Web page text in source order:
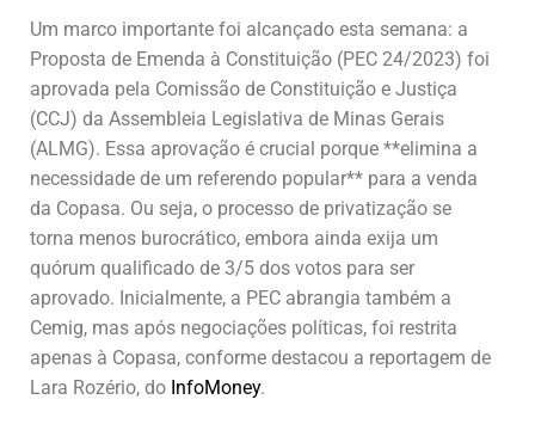
Um marco importante foi alcançado esta semana: a
Proposta de Emenda à Constituição (PEC 24/2023) foi
aprovada pela Comissão de Constituição e Justiça
(CCJ) da Assembleia Legislativa de Minas Gerais
(ALMG). Essa aprovação é crucial porque **elimina a
necessidade de um referendo popular** para a venda
da Copasa. Ou seja, o processo de privatização se
torna menos burocrático, embora ainda exija um
quórum qualificado de 3/5 dos votos para ser
aprovado. Inicialmente, a PEC abrangia também a
Cemig, mas após negociações políticas, foi restrita
apenas à Copasa, conforme destacou a reportagem de
Lara Rozério, do InfoMoney.